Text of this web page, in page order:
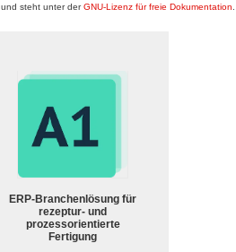
und steht unter derGNU-Lizenz für freie Dokumentation
ERP-Branchenlösung für
rezeptur- und
prozessorientierte
Fertigung